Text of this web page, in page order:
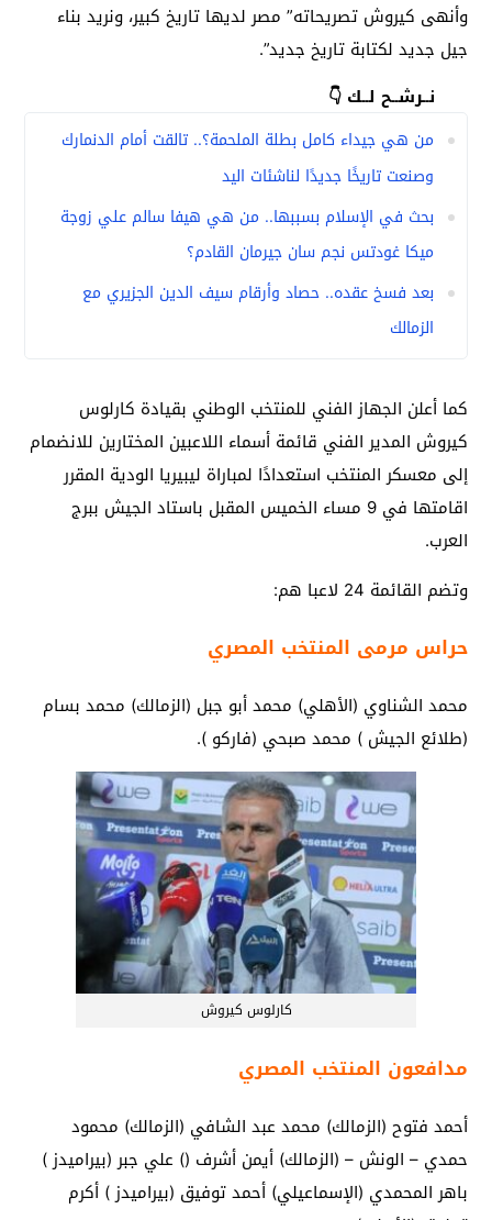
وأنهى كيروش تصريحاته” مصر لديها تاريخ كبير، ونريد بناء
جيل جديد لكتابة تاريخ جديد”.
نــرشــح لــك 👇
من هي جيداء كامل بطلة الملحمة؟.. تالقت أمام الدنمارك
وصنعت تاريخًا جديدًا لناشئات اليد
بحث في الإسلام بسببها.. من هي هيفا سالم علي زوجة
ميكا غودتس نجم سان جيرمان القادم؟
بعد فسخ عقده.. حصاد وأرقام سيف الدين الجزيري مع
الزمالك
كما أعلن الجهاز الفني للمنتخب الوطني بقيادة كارلوس
كيروش المدير الفني قائمة أسماء اللاعبين المختارين للانضمام
إلى معسكر المنتخب استعدادًا لمباراة ليبيريا الودية المقرر
اقامتها في 9 مساء الخميس المقبل باستاد الجيش ببرج
العرب.
وتضم القائمة 24 لاعبا هم:
حراس مرمى المنتخب المصري
محمد الشناوي (الأهلي) محمد أبو جبل (الزمالك) محمد بسام
(طلائع الجيش ) محمد صبحي (فاركو ).
كارلوس كيروش
مدافعون المنتخب المصري
أحمد فتوح (الزمالك) محمد عبد الشافي (الزمالك) محمود
حمدي – الونش – (الزمالك) أيمن أشرف () علي جبر (بيراميدز )
باهر المحمدي (الإسماعيلي) أحمد توفيق (بيراميدز ) أكرم